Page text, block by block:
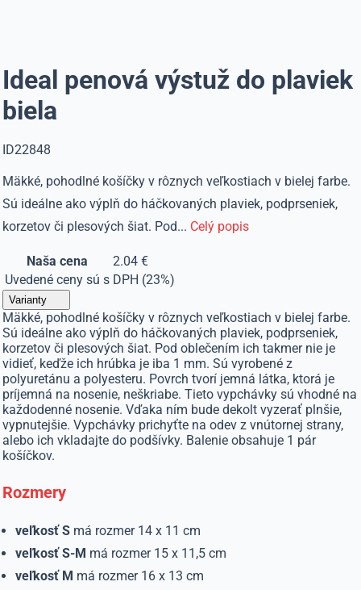
Ideal penová výstuž do plaviek
biela
ID22848
Mäkké, pohodlné košíčky v rôznych veľkostiach v bielej farbe.
Sú ideálne ako výplň do háčkovaných plaviek, podprseniek,
korzetov či plesových šiat. Pod... Celý popis
Naša cena
2.04 €
Uvedené ceny sú s DPH (23%)
Varianty
Mäkké, pohodlné košíčky v rôznych veľkostiach v bielej farbe.
Sú ideálne ako výplň do háčkovaných plaviek, podprseniek,
korzetov či plesových šiat. Pod oblečením ich takmer nie je
vidieť, keďže ich hrúbka je iba 1 mm. Sú vyrobené z
polyuretánu a polyesteru. Povrch tvorí jemná látka, ktorá je
príjemná na nosenie, neškriabe. Tieto vypchávky sú vhodné na
každodenné nosenie. Vďaka ním bude dekolt vyzerať plnšie,
vypnutejšie. Vypchávky prichyťte na odev z vnútornej strany,
alebo ich vkladajte do podšívky. Balenie obsahuje 1 pár
košíčkov.
Rozmery
veľkosť S má rozmer 14 x 11 cm
veľkosť S-M má rozmer 15 x 11,5 cm
veľkosť M má rozmer 16 x 13 cm